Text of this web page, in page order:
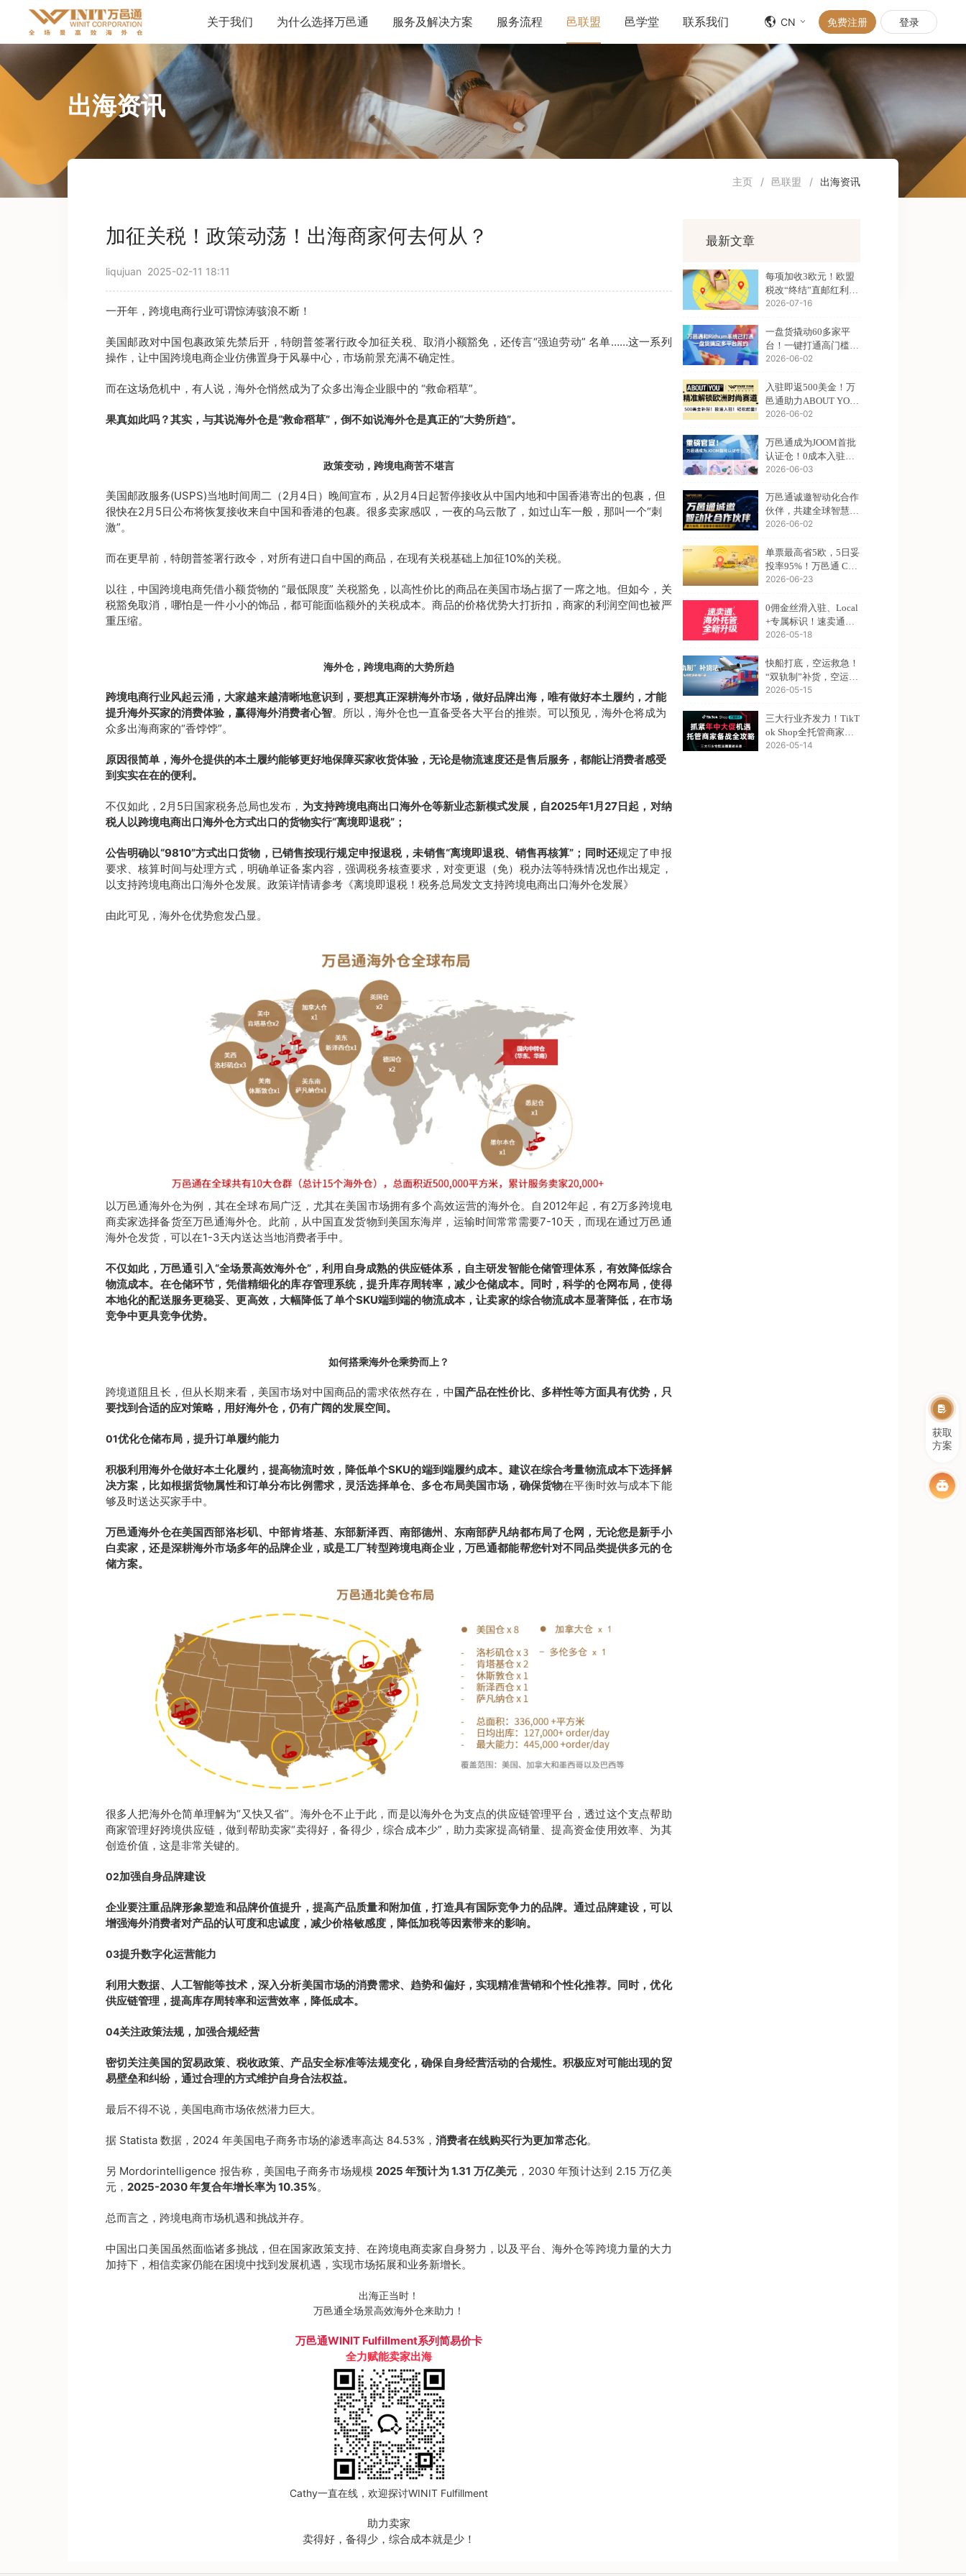
关于我们 为什么选择万邑通 服务及解决方案 服务流程 邑联盟 邑学堂 联系我们 CN 免费注册 登录
出海资讯
主页 / 邑联盟 / 出海资讯
加征关税！政策动荡！出海商家何去何从？
liqujuan 2025-02-11 18:11
一开年，跨境电商行业可谓惊涛骇浪不断！
美国邮政对中国包裹政策先禁后开，特朗普签署行政令加征关税、取消小额豁免，还传言“强迫劳动” 名单……这一系列
操作，让中国跨境电商企业仿佛置身于风暴中心，市场前景充满不确定性。
而在这场危机中，有人说，海外仓悄然成为了众多出海企业眼中的 “救命稻草”。
果真如此吗？其实，与其说海外仓是“救命稻草”，倒不如说海外仓是真正的“大势所趋”。
政策变动，跨境电商苦不堪言
美国邮政服务(USPS)当地时间周二（2月4日）晚间宣布，从2月4日起暂停接收从中国内地和中国香港寄出的包裹，但
很快在2月5日公布将恢复接收来自中国和香港的包裹。很多卖家感叹，一夜的乌云散了，如过山车一般，那叫一个“刺
激”。
而在更早前，特朗普签署行政令，对所有进口自中国的商品，在现有关税基础上加征10%的关税。
以往，中国跨境电商凭借小额货物的 “最低限度” 关税豁免，以高性价比的商品在美国市场占据了一席之地。但如今，关
税豁免取消，哪怕是一件小小的饰品，都可能面临额外的关税成本。商品的价格优势大打折扣，商家的利润空间也被严
重压缩。
海外仓，跨境电商的大势所趋
跨境电商行业风起云涌，大家越来越清晰地意识到，要想真正深耕海外市场，做好品牌出海，唯有做好本土履约，才能
提升海外买家的消费体验，赢得海外消费者心智。所以，海外仓也一直备受各大平台的推崇。可以预见，海外仓将成为
众多出海商家的“香饽饽”。
原因很简单，海外仓提供的本土履约能够更好地保障买家收货体验，无论是物流速度还是售后服务，都能让消费者感受
到实实在在的便利。
不仅如此，2月5日国家税务总局也发布， 为支持跨境电商出口海外仓等新业态新模式发展，自2025年1月27日起，对纳
税人以跨境电商出口海外仓方式出口的货物实行“离境即退税”；
公告明确以“9810”方式出口货物，已销售按现行规定申报退税，未销售“离境即退税、销售再核算”；同时还规定了申报
要求、核算时间与处理方式，明确单证备案内容，强调税务核查要求，对变更退（免）税办法等特殊情况也作出规定，
以支持跨境电商出口海外仓发展。 政策详情请参考《离境即退税！税务总局发文支持跨境电商出口海外仓发展》
由此可见，海外仓优势愈发凸显。
以万邑通海外仓为例，其在全球布局广泛，尤其在美国市场拥有多个高效运营的海外仓。自2012年起，有2万多跨境电
商卖家选择备货至万邑通海外仓。此前，从中国直发货物到美国东海岸，运输时间常常需要7-10天，而现在通过万邑通
海外仓发货，可以在1-3天内送达当地消费者手中。
不仅如此，万邑通引入“全场景高效海外仓”，利用自身成熟的供应链体系，自主研发智能仓储管理体系，有效降低综合
物流成本。在仓储环节，凭借精细化的库存管理系统，提升库存周转率，减少仓储成本。同时，科学的仓网布局，使得
本地化的配送服务更稳妥、更高效，大幅降低了单个SKU端到端的物流成本，让卖家的综合物流成本显著降低，在市场
竞争中更具竞争优势。
如何搭乘海外仓乘势而上？
跨境道阻且长，但从长期来看，美国市场对中国商品的需求依然存在，中国产品在性价比、多样性等方面具有优势，只
要找到合适的应对策略，用好海外仓，仍有广阔的发展空间。
01优化仓储布局，提升订单履约能力
积极利用海外仓做好本土化履约，提高物流时效，降低单个SKU的端到端履约成本。建议在综合考量物流成本下选择解
决方案，比如根据货物属性和订单分布比例需求，灵活选择单仓、多仓布局美国市场，确保货物在平衡时效与成本下能
够及时送达买家手中。
万邑通海外仓在美国西部洛杉矶、中部肯塔基、东部新泽西、南部德州、东南部萨凡纳都布局了仓网，无论您是新手小
白卖家，还是深耕海外市场多年的品牌企业，或是工厂转型跨境电商企业，万邑通都能帮您针对不同品类提供多元的仓
储方案。
很多人把海外仓简单理解为“又快又省”。海外仓不止于此，而是以海外仓为支点的供应链管理平台，透过这个支点帮助
商家管理好跨境供应链，做到帮助卖家“卖得好，备得少，综合成本少”，助力卖家提高销量、提高资金使用效率、为其
创造价值，这是非常关键的。
02加强自身品牌建设
企业要注重品牌形象塑造和品牌价值提升，提高产品质量和附加值，打造具有国际竞争力的品牌。通过品牌建设，可以
增强海外消费者对产品的认可度和忠诚度，减少价格敏感度，降低加税等因素带来的影响。
03提升数字化运营能力
利用大数据、人工智能等技术，深入分析美国市场的消费需求、趋势和偏好，实现精准营销和个性化推荐。同时，优化
供应链管理，提高库存周转率和运营效率，降低成本。
04关注政策法规，加强合规经营
密切关注美国的贸易政策、税收政策、产品安全标准等法规变化，确保自身经营活动的合规性。积极应对可能出现的贸
易壁垒和纠纷，通过合理的方式维护自身合法权益。
最后不得不说，美国电商市场依然潜力巨大。
据 Statista 数据，2024 年美国电子商务市场的渗透率高达 84.53%， 消费者在线购买行为更加常态化。
另 Mordorintelligence 报告称，美国电子商务市场规模 2025 年预计为 1.31 万亿美元 ，2030 年预计达到 2.15 万亿美
元， 2025-2030 年复合年增长率为 10.35%。
总而言之，跨境电商市场机遇和挑战并存。
中国出口美国虽然面临诸多挑战，但在国家政策支持、在跨境电商卖家自身努力，以及平台、海外仓等跨境力量的大力
加持下，相信卖家仍能在困境中找到发展机遇，实现市场拓展和业务新增长。
出海正当时！
万邑通全场景高效海外仓来助力！
万邑通WINIT Fulfillment系列简易价卡
全力赋能卖家出海
Cathy一直在线，欢迎探讨WINIT Fulfillment
助力卖家
卖得好，备得少，综合成本就是少！
最新文章
每项加收3欧元！欧盟
税改“终结”直邮红利，
欧洲生意该怎么做？
2026-07-16
一盘货撬动60多家平
台！一键打通高门槛出
海通道
2026-06-02
入驻即返500美金！万
邑通助力ABOUT YOU
卖家抢占欧洲时尚市场
2026-06-02
万邑通成为JOOM首批
认证仓！0成本入驻！2
天极速开店！
2026-06-03
万邑通诚邀智动化合作
伙伴，共建全球智慧仓
储标杆
2026-06-02
单票最高省5欧，5日妥
投率95%！万邑通 Cou
ntry Skipping新增意大
2026-06-23
0佣金丝滑入驻、Local
+专属标识！速卖通美
国海外托管权益大升级
2026-05-18
快船打底，空运救急！
“双轨制”补货，空运暴
涨下的头程新解法
2026-05-15
三大行业齐发力！TikT
ok Shop全托管商家年
中促备战直播重磅开讲
2026-05-14
获取
方案